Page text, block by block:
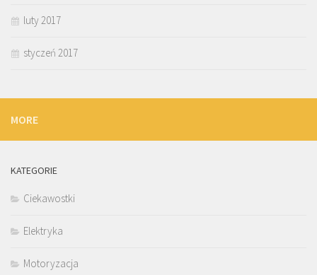
luty 2017
styczeń 2017
MORE
KATEGORIE
Ciekawostki
Elektryka
Motoryzacja